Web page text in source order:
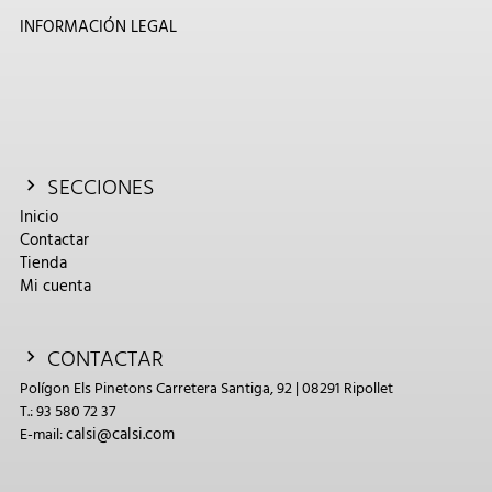
INFORMACIÓN LEGAL
SECCIONES
Inicio
Contactar
Tienda
Mi cuenta
CONTACTAR
Polígon Els Pinetons Carretera Santiga, 92 | 08291 Ripollet
T.: 93 580 72 37
E-mail:calsi@calsi.com